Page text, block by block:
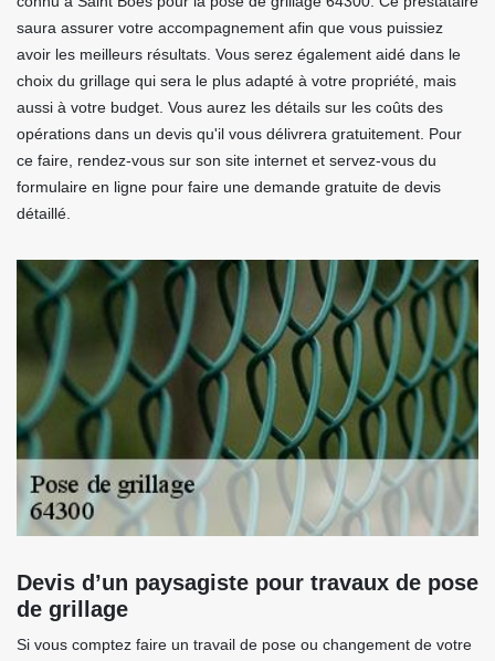
saura assurer votre accompagnement afin que vous puissiez
avoir les meilleurs résultats. Vous serez également aidé dans le
choix du grillage qui sera le plus adapté à votre propriété, mais
aussi à votre budget. Vous aurez les détails sur les coûts des
opérations dans un devis qu'il vous délivrera gratuitement. Pour
ce faire, rendez-vous sur son site internet et servez-vous du
formulaire en ligne pour faire une demande gratuite de devis
détaillé.
Devis d’un paysagiste pour travaux de pose
de grillage
Si vous comptez faire un travail de pose ou changement de votre